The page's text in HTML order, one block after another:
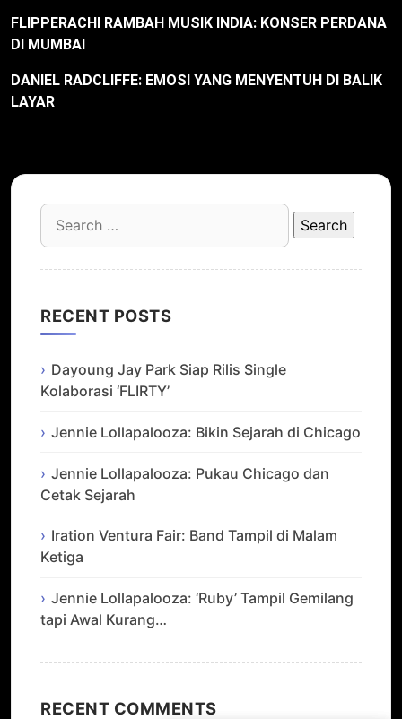
FLIPPERACHI RAMBAH MUSIK INDIA: KONSER PERDANA
DI MUMBAI
DANIEL RADCLIFFE: EMOSI YANG MENYENTUH DI BALIK
LAYAR
Search
for:
RECENT POSTS
Dayoung Jay Park Siap Rilis Single
Kolaborasi ‘FLIRTY’
Jennie Lollapalooza: Bikin Sejarah di Chicago
Jennie Lollapalooza: Pukau Chicago dan
Cetak Sejarah
Iration Ventura Fair: Band Tampil di Malam
Ketiga
Jennie Lollapalooza: ‘Ruby’ Tampil Gemilang
tapi Awal Kurang…
RECENT COMMENTS